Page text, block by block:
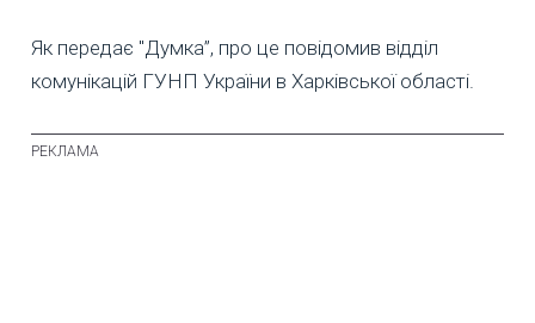
Як передає "Думка”, про це повідомив відділ
комунікацій ГУНП України в Харківської області.